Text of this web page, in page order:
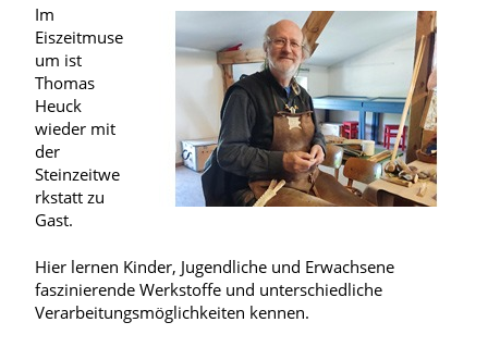
Im
Eiszeitmuse
um ist
Thomas
Heuck
wieder mit
der
Steinzeitwe
rkstatt zu
Gast.
Hier lernen Kinder, Jugendliche und Erwachsene
faszinierende Werkstoffe und unterschiedliche
Verarbeitungsmöglichkeiten kennen.